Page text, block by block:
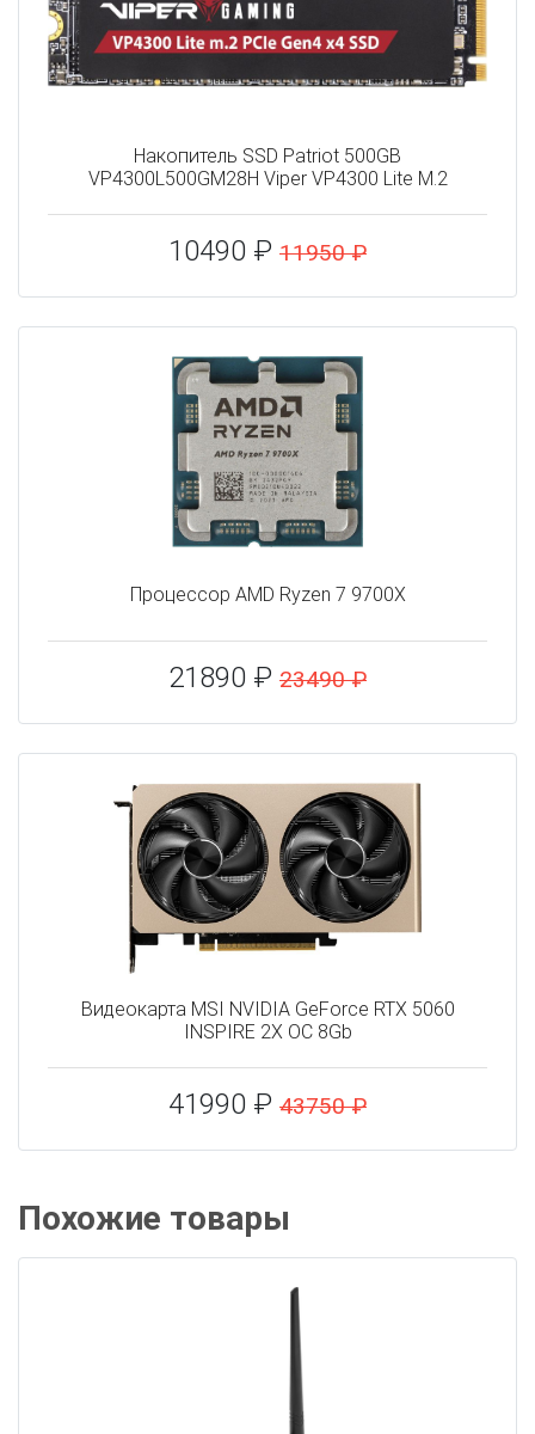
Накопитель SSD Patriot 500GB
VP4300L500GM28H Viper VP4300 Lite M.2
10490 ₽ 11950 ₽
Процессор AMD Ryzen 7 9700X
21890 ₽ 23490 ₽
Видеокарта MSI NVIDIA GeForce RTX 5060
INSPIRE 2X OC 8Gb
41990 ₽ 43750 ₽
Похожие товары